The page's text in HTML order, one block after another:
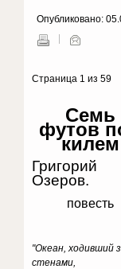
Опубликовано:
Страница 1 из 59
Семь
футов
килем
Григорий
Озеров.
повесть
"Океан, ходивший
стенами,